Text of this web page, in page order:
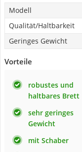
Modell
Qualität/Haltbarkeit
Geringes Gewicht
Vorteile
robustes und
haltbares Brett
sehr geringes
Gewicht
mit Schaber